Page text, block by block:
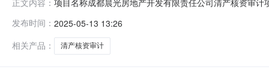
正文内容：
服务事项专项审计服务内容成都晨光房地产开发有限责
发布时间： 2025-05-13 13:26
相关产品：
清产核资审计